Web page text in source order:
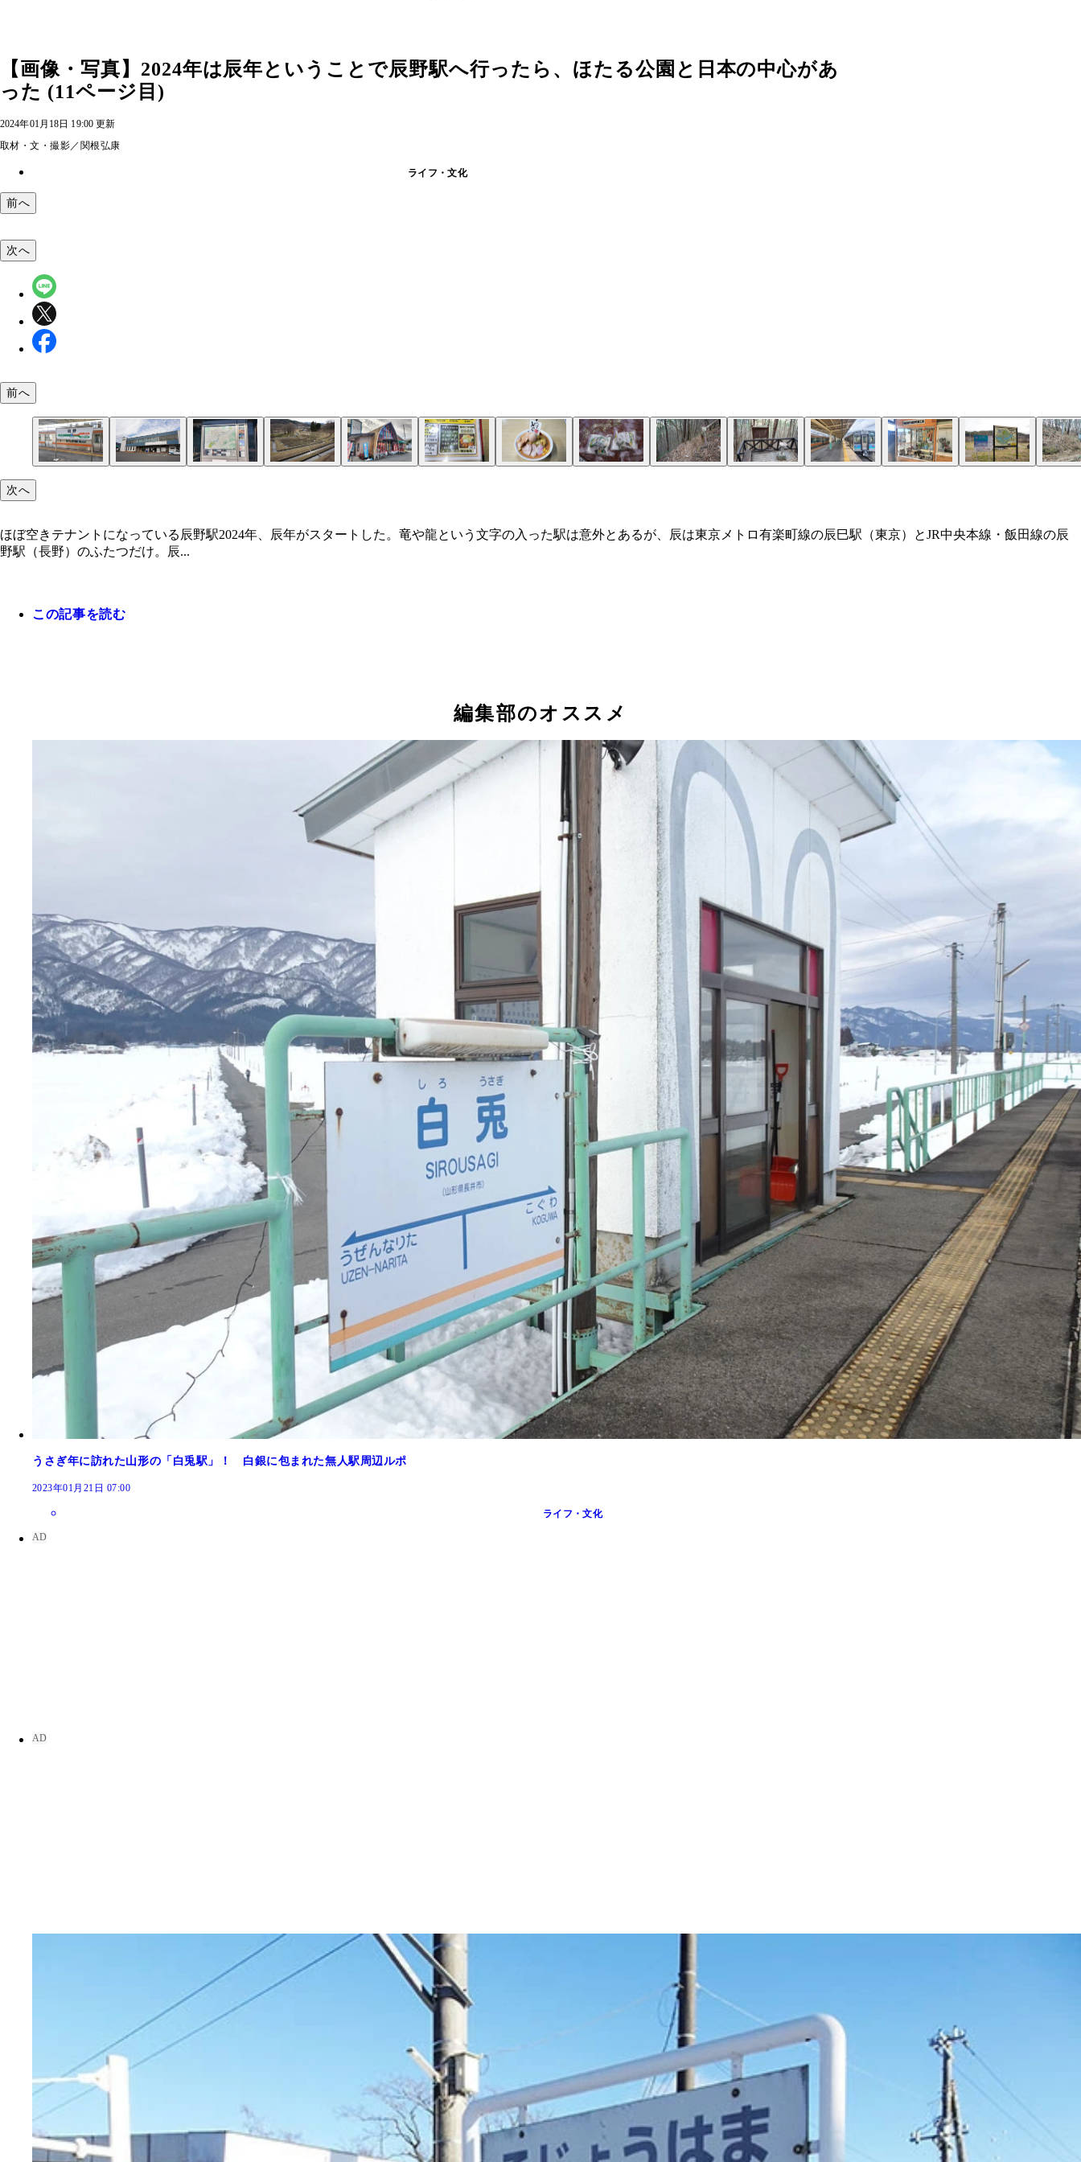
【画像・写真】2024年は辰年ということで辰野駅へ行ったら、ほたる公園と日本の中心があ
った (11ページ目)
2024年01月18日 19:00 更新
取材・文・撮影／関根弘康
ライフ・文化
前へ
JR東日本とJR東海の境界駅でもある辰野
ほぼ空きテナントになっている辰野駅
程よい大きさの駅によくある案内マップ
ゴミなどはなくきれいに整備されたほたる公園
長野県が誇るラーメンチェーン「テンホウ」
まぼろしのほたる丼
ど真ん中ラーメン（1028円）1028は近くにある大城山の標高だそう
辰野銘菓ほたる饅頭
立入禁止ロープのおかげで道に迷わない
日本の中心ゼロポイント！
塩尻方面への列車は１、２時間に1本
地元物産案内と生け花 駅にあるとうれしいツートップ！
広いほたる公園
ゼロポイントの向かいにあるチコちゃんポイント
次へ
前へ
次へ
ほぼ空きテナントになっている辰野駅2024年、辰年がスタートした。竜や龍という文字の入った駅は意外とあるが、辰は東京メトロ有楽町線の辰巳駅（東京）とJR中央本線・飯田線の辰
野駅（長野）のふたつだけ。辰...
この記事を読む
編集部のオススメ
うさぎ年に訪れた山形の「白兎駅」！ 白銀に包まれた無人駅周辺ルポ
2023年01月21日 07:00
ライフ・文化